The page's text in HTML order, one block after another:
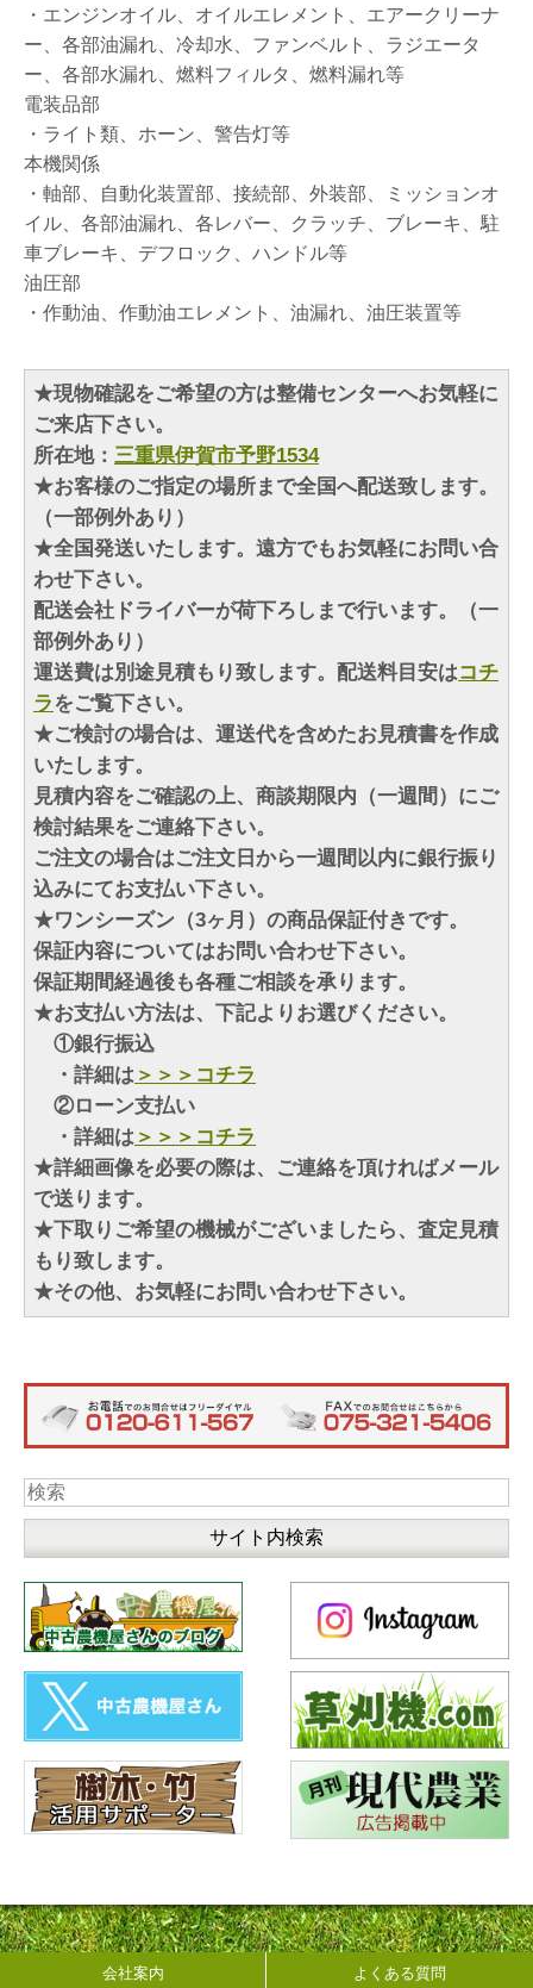
・エンジンオイル、オイルエレメント、エアークリーナ
ー、各部油漏れ、冷却水、ファンベルト、ラジエータ
ー、各部水漏れ、燃料フィルタ、燃料漏れ等
電装品部
・ライト類、ホーン、警告灯等
本機関係
・軸部、自動化装置部、接続部、外装部、ミッションオ
イル、各部油漏れ、各レバー、クラッチ、ブレーキ、駐
車ブレーキ、デフロック、ハンドル等
油圧部
・作動油、作動油エレメント、油漏れ、油圧装置等
★現物確認をご希望の方は整備センターへお気軽に
ご来店下さい。
所在地： 三重県伊賀市予野1534
★お客様のご指定の場所まで全国へ配送致します。
（一部例外あり）
★全国発送いたします。遠方でもお気軽にお問い合
わせ下さい。
配送会社ドライバーが荷下ろしまで行います。（一
部例外あり）
運送費は別途見積もり致します。配送料目安はコチ
ラをご覧下さい。
★ご検討の場合は、運送代を含めたお見積書を作成
いたします。
見積内容をご確認の上、商談期限内（一週間）にご
検討結果をご連絡下さい。
ご注文の場合はご注文日から一週間以内に銀行振り
込みにてお支払い下さい。
★ワンシーズン（3ヶ月）の商品保証付きです。
保証内容についてはお問い合わせ下さい。
保証期間経過後も各種ご相談を承ります。
★お支払い方法は、下記よりお選びください。
①銀行振込
・詳細は ＞＞＞コチラ
②ローン支払い
・詳細は ＞＞＞コチラ
★詳細画像を必要の際は、ご連絡を頂ければメール
で送ります。
★下取りご希望の機械がございましたら、査定見積
もり致します。
★その他、お気軽にお問い合わせ下さい。
会社案内 よくある質問